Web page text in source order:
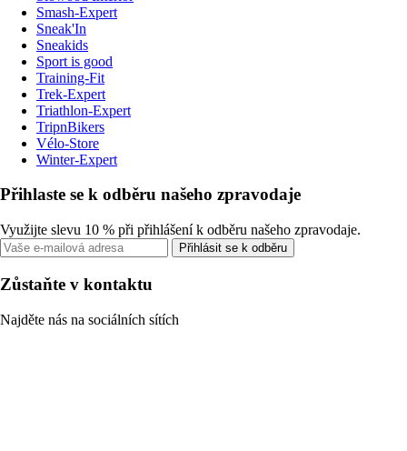
Smash-Expert
Sneak'In
Sneakids
Sport is good
Training-Fit
Trek-Expert
Triathlon-Expert
TripnBikers
Vélo-Store
Winter-Expert
Přihlaste se k odběru našeho zpravodaje
Využijte slevu 10 % při přihlášení k odběru našeho zpravodaje.
Přihlásit se k odběru
Zůstaňte v kontaktu
Najděte nás na sociálních sítích